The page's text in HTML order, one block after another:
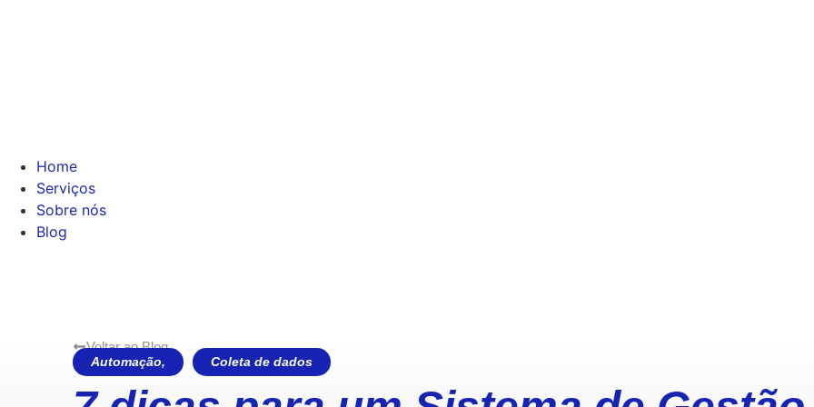
Home
Serviços
Sobre nós
Blog
Voltar ao Blog
Automação, Coleta de dados